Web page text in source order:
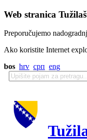
Web stranica
Preporučujemo
Ako koristite Internet
bos hrv срп eng